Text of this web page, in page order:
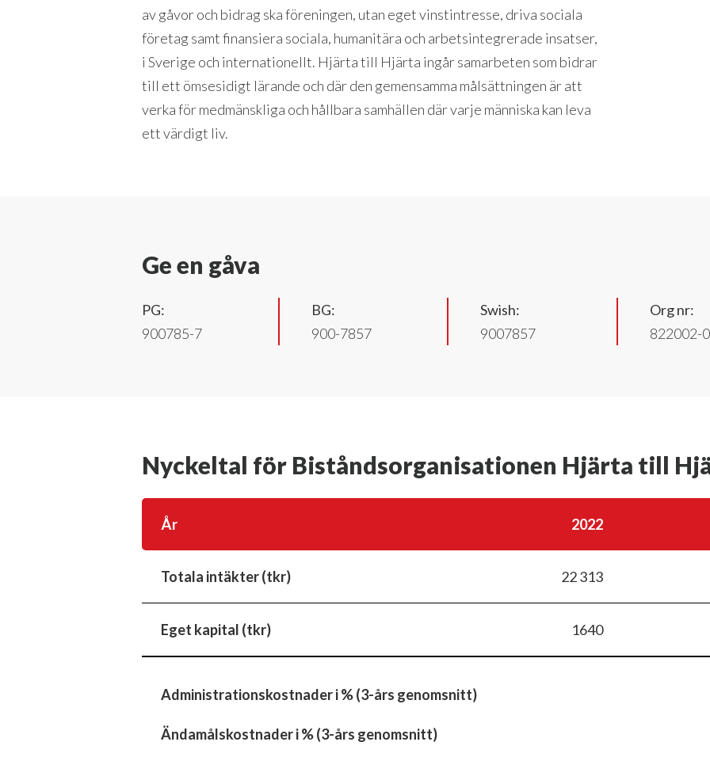
av gåvor och bidrag ska föreningen, utan eget vinstintresse, driva sociala
företag samt finansiera sociala, humanitära och arbetsintegrerade insatser,
i Sverige och internationellt. Hjärta till Hjärta ingår samarbeten som bidrar
till ett ömsesidigt lärande och där den gemensamma målsättningen är att
verka för medmänskliga och hållbara samhällen där varje människa kan leva
ett värdigt liv.
Ge en gåva
PG:
900785-7
BG:
900-7857
Swish:
9007857
Org nr:
822002-
Nyckeltal för Biståndsorganisationen Hjärta till
År 2022
Totala intäkter (tkr) 22 313
Eget kapital (tkr) 1640
Administrationskostnader i % (3-års genomsnitt)
Ändamålskostnader i % (3-års genomsnitt)